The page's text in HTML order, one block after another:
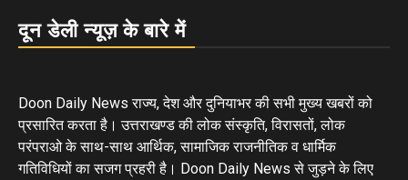
दून डेली न्यूज़ के बारे में
Doon Daily News राज्य, देश और दुनियाभर की सभी मुख्य खबरों को
प्रसारित करता है। उत्तराखण्ड की लोक संस्कृति, विरासतों, लोक
परंपराओ के साथ-साथ आर्थिक, सामाजिक राजनीतिक व धार्मिक
गतिविधियों का सजग प्रहरी है। Doon Daily News से जुड़ने के लिए